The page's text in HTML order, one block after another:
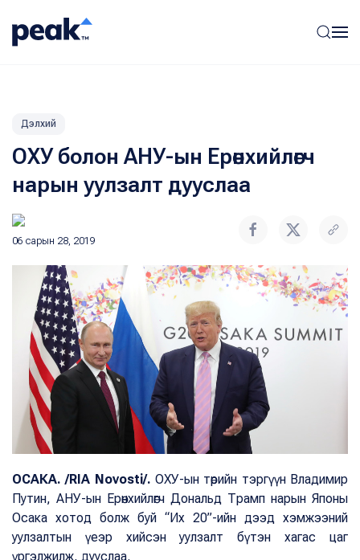
Дэлхий
ОХУ болон АНУ-ын Ерөнхийлөгч
нарын уулзалт дууслаа
06 сарын 28, 2019
ОСАКА. /RIA Novosti/. ОХУ-ын төрийн тэргүүн Владимир
Путин, АНУ-ын Ерөнхийлөгч Дональд Трамп нарын Японы
Осака хотод болж буй “Их 20”-ийн дээд хэмжээний
уулзалтын үеэр хийсэн уулзалт бүтэн хагас цаг
үргэлжилж, дууслаа.